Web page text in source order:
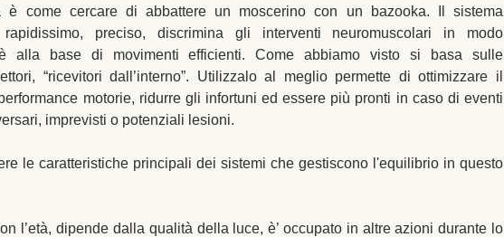
è come cercare di abbattere un moscerino con un bazooka. Il sistema
preciso, discrimina gli interventi neuromuscolari in modo
è alla base di movimenti efficienti. Come abbiamo visto si basa sulle
“ricevitori dall’interno”. Utilizzalo al meglio permette di ottimizzare il
motorie, ridurre gli infortuni ed essere più pronti in caso di eventi
imprevisti o potenziali lesioni.
le caratteristiche principali dei sistemi che gestiscono l'equilibrio in questo
l’età, dipende dalla qualità della luce, è’ occupato in altre azioni durante lo